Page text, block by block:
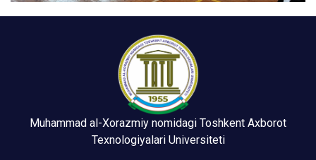
Muhammad al-Xorazmiy nomidagi Toshkent Axborot
Texnologiyalari Universiteti